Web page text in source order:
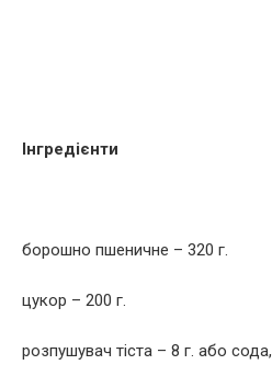
Інгредієнти
борошно пшеничне – 320 г.
цукор – 200 г.
розпушувач тіста – 8 г. або